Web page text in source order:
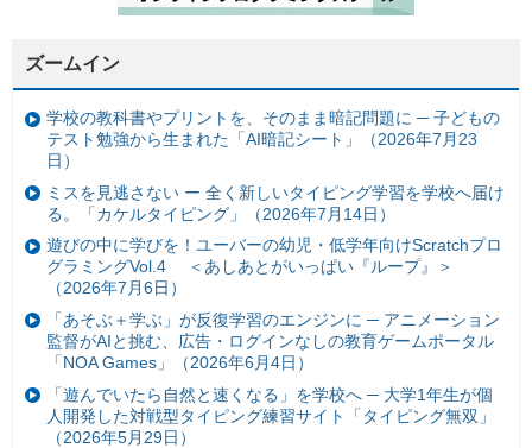
ズームイン
学校の教科書やプリントを、そのまま暗記問題に ─ 子どもの
テスト勉強から生まれた「AI暗記シート」（2026年7月23
日）
ミスを見逃さない ー 全く新しいタイピング学習を学校へ届け
る。「カケルタイピング」（2026年7月14日）
遊びの中に学びを！ユーバーの幼児・低学年向けScratchプロ
グラミングVol.4 ＜あしあとがいっぱい『ループ』＞
（2026年7月6日）
「あそぶ＋学ぶ」が反復学習のエンジンに ─ アニメーション
監督がAIと挑む、広告・ログインなしの教育ゲームポータル
「NOA Games」（2026年6月4日）
「遊んでいたら自然と速くなる」を学校へ ─ 大学1年生が個
人開発した対戦型タイピング練習サイト「タイピング無双」
（2026年5月29日）